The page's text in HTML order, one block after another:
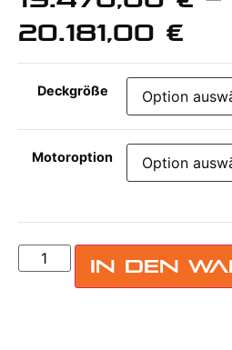
20.181,00 €
Deckgröße
Motoroption
In den